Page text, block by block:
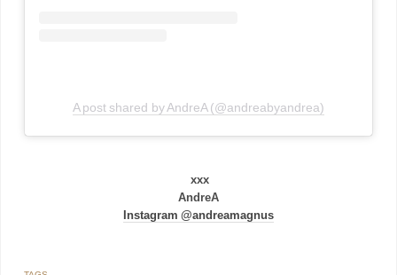
A post shared by AndreA (@andreabyandrea)
xxx
AndreA
Instagram @andreamagnus